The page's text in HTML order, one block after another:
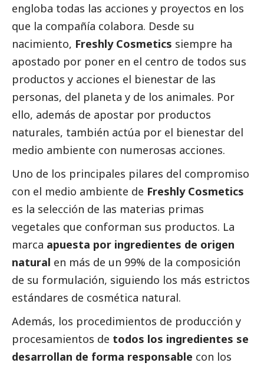
engloba todas las acciones y proyectos en los
que la compañía colabora. Desde su
nacimiento, Freshly Cosmetics siempre ha
apostado por poner en el centro de todos sus
productos y acciones el bienestar de las
personas, del planeta y de los animales. Por
ello, además de apostar por productos
naturales, también actúa por el bienestar del
medio ambiente con numerosas acciones.
Uno de los principales pilares del compromiso
con el medio ambiente de Freshly Cosmetics
es la selección de las materias primas
vegetales que conforman sus productos. La
marca apuesta por ingredientes de origen
natural en más de un 99% de la composición
de su formulación, siguiendo los más estrictos
estándares de cosmética natural.
Además, los procedimientos de producción y
procesamientos de todos los ingredientes se
desarrollan de forma responsable con los